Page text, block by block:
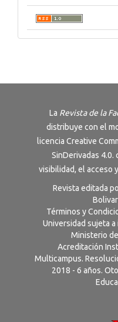
La Revista de la
distribuye con el
licencia Creative
SinDerivadas 4.0.
visibilidad, el acceso
Revista editada
Términos y
Universidad sujeta
Ministerio
Acreditación
Multicampus.
2018 - 6 años.